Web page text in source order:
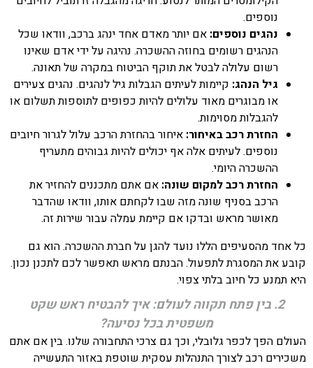
נוספים.
נהגים נוספים: אם יותר מאדם אחד ינהג ברכב, וודאו שכל
הנהגים רשומים בחוזה ההשכרה. נהיגה על ידי אדם שאינו
רשום עלולה לבטל את תוקף הביטוח במקרה של תאונה.
גיל הנהג: קיימות לעיתים הגבלות גיל לנהגים. נהגים צעירים
או מבוגרים מאוד עלולים להיות כפופים לתוספות תשלום או
להגבלות מסוימות.
החזרת רכב באיחור: איחור בהחזרת הרכב עלול לגרור חיובים
נוספים. לעיתים אלה אף יכולים להיות גבוהים מתעריף
ההשכרה היומי.
החזרת רכב למקום שונה: אם אתם מתכננים להחזיר את
הרכב בסניף שונה מזה שבו לקחתם אותו, וודאו שהדבר
מאושר מראש ובדקו אם קיימת עמלה עבור שירות זה.
כל אחד מהסעיפים הללו נועד להגן על חברת ההשכרה. הוא גם
קובע את המסגרת לתפעול. הבנתם מראש תאפשר לכם לתכנן נכון.
היא תמנע כל חיוב בלתי צפוי.
2. בין פתח תקווה לעולם: איך להבטיח ראש שקט
משפטית בכל נסיעה?
העולם הפך לכפר גלובלי, וכך גם צרכי התחבורה שלנו. בין אם אתם
משכירים רכב לצורך התנהלות עסקית שוטפת באזור התעשייה